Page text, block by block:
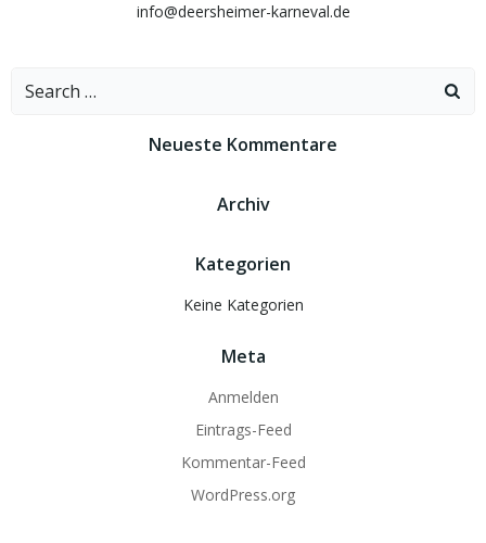
info@deersheimer-karneval.de
Search
Neueste Kommentare
Archiv
Kategorien
Keine Kategorien
Meta
Anmelden
Eintrags-Feed
Kommentar-Feed
WordPress.org